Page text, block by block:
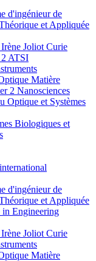
d'ingénieur de
et Appliquée
Joliot Curie
ATSI
Matière
2 Nanosciences
Optique et Systèmes
Biologiques et
d'ingénieur de
et Appliquée
in Engineering
Joliot Curie
Matière